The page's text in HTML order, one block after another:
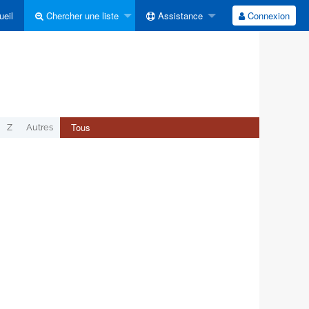
Chercher une liste Assistance Connexion
Z Autres Tous